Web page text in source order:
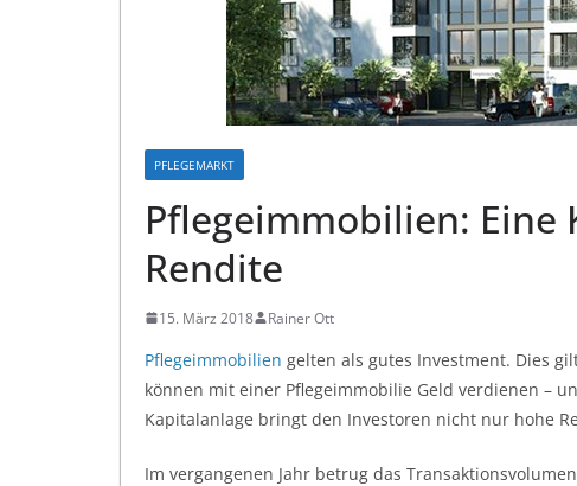
PFLEGEMARKT
Pflegeimmobilien:
Rendite
15. März 2018 Rainer Ott
Pflegeimmobilien gelten als gutes Investment. Dies
können mit einer Pflegeimmobilie Geld verdienen –
Kapitalanlage bringt den Investoren nicht nur hohe
Im vergangenen Jahr betrug das